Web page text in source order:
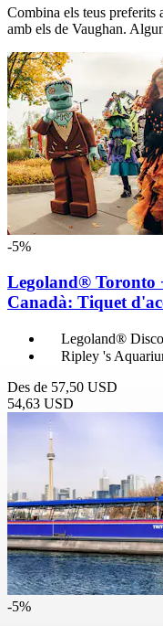
Combina els teus
amb els de Vaughan.
-5%
Legoland® Toronto
Canadà: Tiquet
Legoland®
Ripley 's
Des de 57,50 USD
54,63 USD
-5%